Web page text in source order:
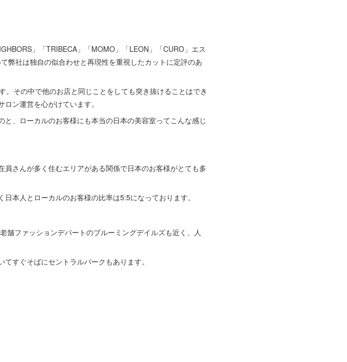
」「TRIBECA」「MOMO」「LEON」「CURO」エス
弊社は独自の似合わせと再現性を重視したカットに定評のあ
その中で他のお店と同じことをしても突き抜けることはでき
ン運営を心がけています。
、ローカルのお客様にも本当の日本の美容室ってこんな感じ
さんが多く住むエリアがある関係で日本のお客様がとても多
本人とローカルのお客様の比率は5:5になっております。
舗ファッションデパートのブルーミングデイルズも近く、人
すぐそばにセントラルパークもあります。